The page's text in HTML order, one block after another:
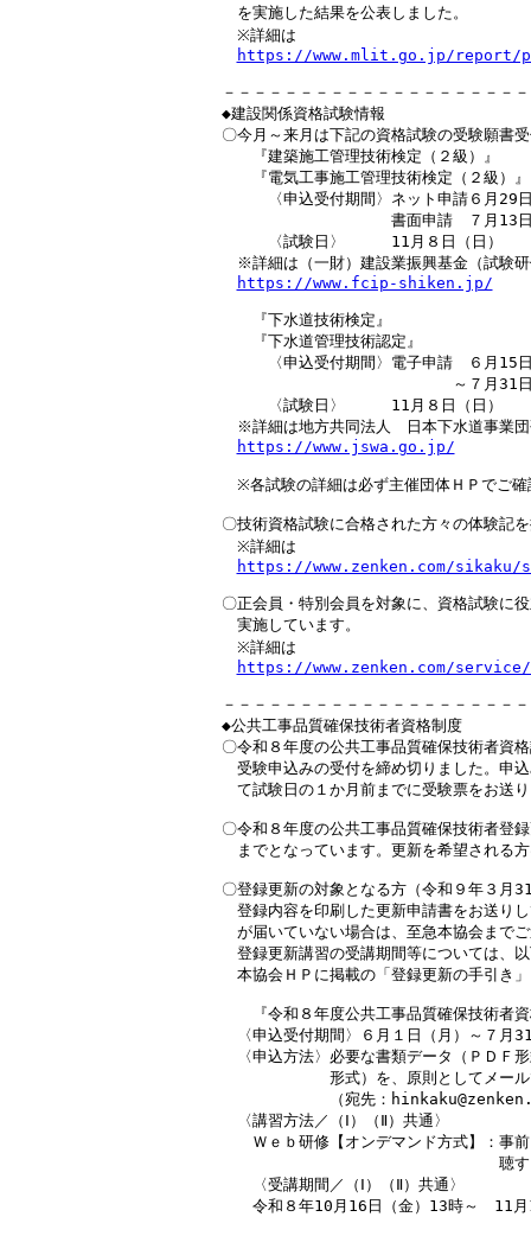
を実施した結果を公表しました。
※詳細は
https://www.mlit.go.jp/report/
－－－－－－－－－－－－－－－－－－－
◆建設関係資格試験情報
〇今月～来月は下記の資格試験の受験願書
『建築施工管理技術検定（２級）』
『電気工事施工管理技術検定（２級）』
〈申込受付期間〉ネット申請６月29日
書面申請　７月13日（月）
〈試験日〉　　　11月８日（日）
※詳細は（一財）建設業振興基金（試験研
https://www.fcip-shiken.jp/
『下水道技術検定』
『下水道管理技術認定』
〈申込受付期間〉電子申請　６月15日
～７月31日（金）
〈試験日〉　　　11月８日（日）
※詳細は地方共同法人　日本下水道事業
https://www.jswa.go.jp/
※各試験の詳細は必ず主催団体ＨＰでご確
〇技術資格試験に合格された方々の体験記
※詳細は
https://www.zenken.com/sikaku/
〇正会員・特別会員を対象に、資格試験に
実施しています。
※詳細は
https://www.zenken.com/
－－－－－－－－－－－－－－－－－－－
◆公共工事品質確保技術者資格制度
〇令和８年度の公共工事品質確保技術者資
受験申込みの受付を締め切りました。申
て試験日の１か月前までに受験票をお送
〇令和８年度の公共工事品質確保技術者登
までとなっています。更新を希望される
〇登録更新の対象となる方（令和９年３月
登録内容を印刷した更新申請書をお送り
が届いていない場合は、至急本協会まで
登録更新講習の受講期間等については、
本協会ＨＰに掲載の「登録更新の手引き
『令和８年度公共工事品質確保技術者資
〈申込受付期間〉６月１日（月）～７月
〈申込方法〉必要な書類データ（ＰＤＦ
形式）を、原則としてメールで
（宛先：
〈講習方法／（Ⅰ）（Ⅱ）共通〉
Ｗｅｂ研修【オンデマンド方式】：事前
聴する方法。※講習
〈受講期間／（Ⅰ）（Ⅱ）共通〉
令和８年10月16日（金）13時～　11月